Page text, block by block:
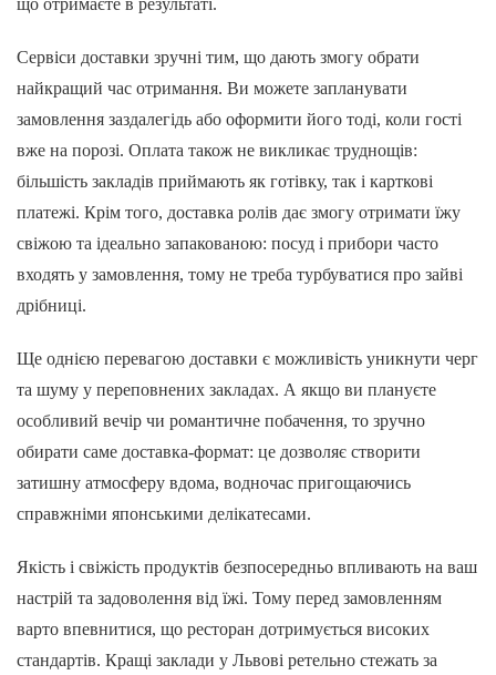
що отримаєте в результаті.
Сервіси доставки зручні тим, що дають змогу обрати
найкращий час отримання. Ви можете запланувати
замовлення заздалегідь або оформити його тоді, коли гості
вже на порозі. Оплата також не викликає труднощів:
більшість закладів приймають як готівку, так і карткові
платежі. Крім того, доставка ролів дає змогу отримати їжу
свіжою та ідеально запакованою: посуд і прибори часто
входять у замовлення, тому не треба турбуватися про зайві
дрібниці.
Ще однією перевагою доставки є можливість уникнути черг
та шуму у переповнених закладах. А якщо ви плануєте
особливий вечір чи романтичне побачення, то зручно
обирати саме доставка-формат: це дозволяє створити
затишну атмосферу вдома, водночас пригощаючись
справжніми японськими делікатесами.
Якість і свіжість продуктів безпосередньо впливають на ваш
настрій та задоволення від їжі. Тому перед замовленням
варто впевнитися, що ресторан дотримується високих
стандартів. Кращі заклади у Львові ретельно стежать за